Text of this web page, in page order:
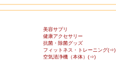
美容サプリ
健康アクセサリー
抗菌・除菌グッズ
フィットネス・トレーニング(⇒)
空気清浄機（本体）(⇒)